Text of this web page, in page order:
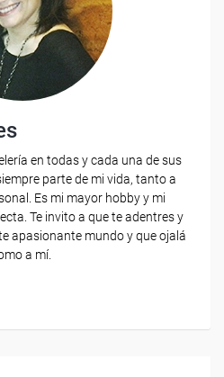
en todas y cada una de sus
parte de mi vida, tanto a
Es mi mayor hobby y mi
Te invito a que te adentres y
apasionante mundo y que ojalá
a mí.